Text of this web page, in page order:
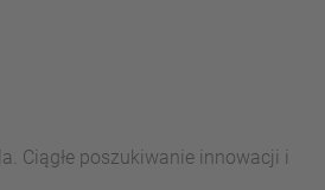
Ciągłe poszukiwanie innowacji i